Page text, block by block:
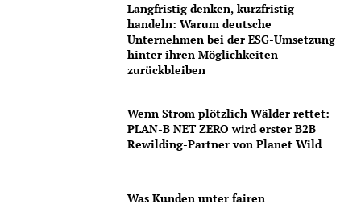
Langfristig denken, kurzfristig
handeln: Warum deutsche
Unternehmen bei der ESG-Umsetzung
hinter ihren Möglichkeiten
zurückbleiben
Wenn Strom plötzlich Wälder rettet:
PLAN-B NET ZERO wird erster B2B
Rewilding-Partner von Planet Wild
Was Kunden unter fairen